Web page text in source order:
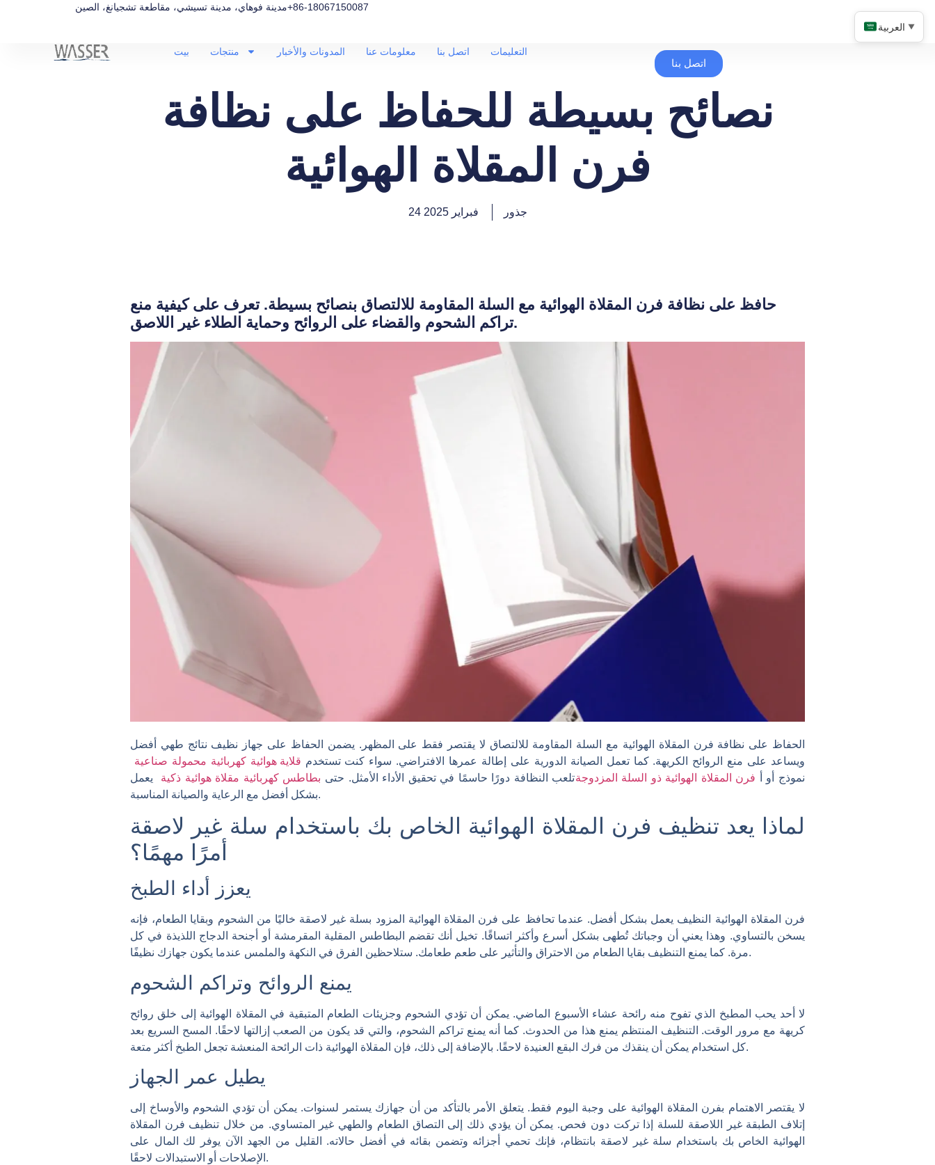
مدينة فوهاي، مدينة تسيشي، مقاطعة تشجيانغ، الصين+86-18067150087
بيت منتجات المدونات والأخبار معلومات عنا اتصل بنا التعليمات
اتصل بنا
نصائح بسيطة للحفاظ على نظافة
فرن المقلاة الهوائية
جذور
حافظ على نظافة فرن المقلاة الهوائية مع السلة المقاومة للالتصاق بنصائح بسيطة. تعرف على كيفية منع
تراكم الشحوم والقضاء على الروائح وحماية الطلاء غير اللاصق.
الحفاظ على نظافة فرن المقلاة الهوائية مع السلة المقاومة للالتصاق لا يقتصر فقط على المظهر. يضمن الحفاظ على جهاز نظيف نتائج طهي أفضل
ويساعد على منع الروائح الكريهة. كما تعمل الصيانة الدورية على إطالة عمرها الافتراضي. سواء كنت تستخدم قلاية هوائية كهربائية محمولة صناعية
نموذج أو أ فرن المقلاة الهوائية ذو السلة المزدوجةتلعب النظافة دورًا حاسمًا في تحقيق الأداء الأمثل. حتى بطاطس كهربائية مقلاة هوائية ذكية
يعمل
بشكل أفضل مع الرعاية والصيانة المناسبة.
لماذا يعد تنظيف فرن المقلاة الهوائية الخاص بك باستخدام سلة غير لاصقة
أمرًا مهمًا؟
يعزز أداء الطبخ
فرن المقلاة الهوائية النظيف يعمل بشكل أفضل. عندما تحافظ على فرن المقلاة الهوائية المزود بسلة غير لاصقة خاليًا من الشحوم وبقايا الطعام، فإنه
يسخن بالتساوي. وهذا يعني أن وجباتك تُطهى بشكل أسرع وأكثر اتساقًا. تخيل أنك تقضم البطاطس المقلية المقرمشة أو أجنحة الدجاج اللذيذة في كل
مرة. كما يمنع التنظيف بقايا الطعام من الاحتراق والتأثير على طعم طعامك. ستلاحظين الفرق في النكهة والملمس عندما يكون جهازك نظيفًا.
يمنع الروائح وتراكم الشحوم
لا أحد يحب المطبخ الذي تفوح منه رائحة عشاء الأسبوع الماضي. يمكن أن تؤدي الشحوم وجزيئات الطعام المتبقية في المقلاة الهوائية إلى خلق روائح
كريهة مع مرور الوقت. التنظيف المنتظم يمنع هذا من الحدوث. كما أنه يمنع تراكم الشحوم، والتي قد يكون من الصعب إزالتها لاحقًا. المسح السريع بعد
كل استخدام يمكن أن ينقذك من فرك البقع العنيدة لاحقًا. بالإضافة إلى ذلك، فإن المقلاة الهوائية ذات الرائحة المنعشة تجعل الطبخ أكثر متعة.
يطيل عمر الجهاز
لا يقتصر الاهتمام بفرن المقلاة الهوائية على وجبة اليوم فقط. يتعلق الأمر بالتأكد من أن جهازك يستمر لسنوات. يمكن أن تؤدي الشحوم والأوساخ إلى
إتلاف الطبقة غير اللاصقة للسلة إذا تركت دون فحص. يمكن أن يؤدي ذلك إلى التصاق الطعام والطهي غير المتساوي. من خلال تنظيف فرن المقلاة
الهوائية الخاص بك باستخدام سلة غير لاصقة بانتظام، فإنك تحمي أجزائه وتضمن بقائه في أفضل حالاته. القليل من الجهد الآن يوفر لك المال على
الإصلاحات أو الاستبدالات لاحقًا.
العربية ▼